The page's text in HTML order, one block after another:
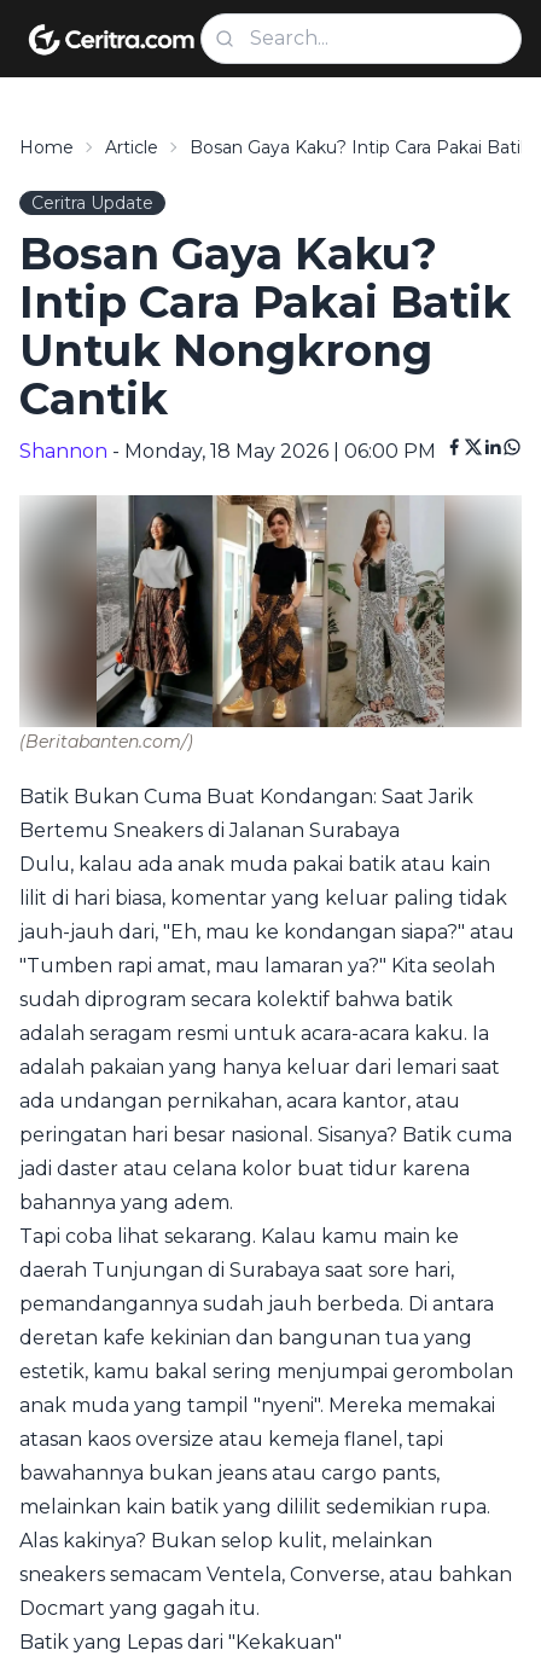
Home Article Bosan Gaya Kaku? Intip Cara Pakai
Ceritra Update
Bosan Gaya Kaku?
Intip Cara Pakai Batik
Untuk Nongkrong
Cantik
Shannon - Monday, 18 May 2026 | 06:00 PM
(Beritabanten.com/)
Batik Bukan Cuma Buat Kondangan: Saat Jarik
Bertemu Sneakers di Jalanan Surabaya
Dulu, kalau ada anak muda pakai batik atau kain
lilit di hari biasa, komentar yang keluar paling tidak
jauh-jauh dari, "Eh, mau ke kondangan siapa?" atau
"Tumben rapi amat, mau lamaran ya?" Kita seolah
sudah diprogram secara kolektif bahwa batik
adalah seragam resmi untuk acara-acara kaku. Ia
adalah pakaian yang hanya keluar dari lemari saat
ada undangan pernikahan, acara kantor, atau
peringatan hari besar nasional. Sisanya? Batik cuma
jadi daster atau celana kolor buat tidur karena
bahannya yang adem.
Tapi coba lihat sekarang. Kalau kamu main ke
daerah Tunjungan di Surabaya saat sore hari,
pemandangannya sudah jauh berbeda. Di antara
deretan kafe kekinian dan bangunan tua yang
estetik, kamu bakal sering menjumpai gerombolan
anak muda yang tampil "nyeni". Mereka memakai
atasan kaos oversize atau kemeja flanel, tapi
bawahannya bukan jeans atau cargo pants,
melainkan kain batik yang dililit sedemikian rupa.
Alas kakinya? Bukan selop kulit, melainkan
sneakers semacam Ventela, Converse, atau bahkan
Docmart yang gagah itu.
Batik yang Lepas dari "Kekakuan"